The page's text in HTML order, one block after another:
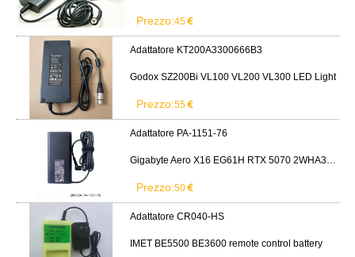
Prezzo:45
Adattatore KT200A3300666B3
Godox SZ200Bi VL100 VL200 VL300 LED Light
Prezzo:55
Adattatore PA-1151-76
Gigabyte Aero X16 EG61H RTX 5070 2WHA3USC64AH LITEON PA-1151-76 150W adapter
Prezzo:50
Adattatore CR040-HS
IMET BE5500 BE3600 remote control battery